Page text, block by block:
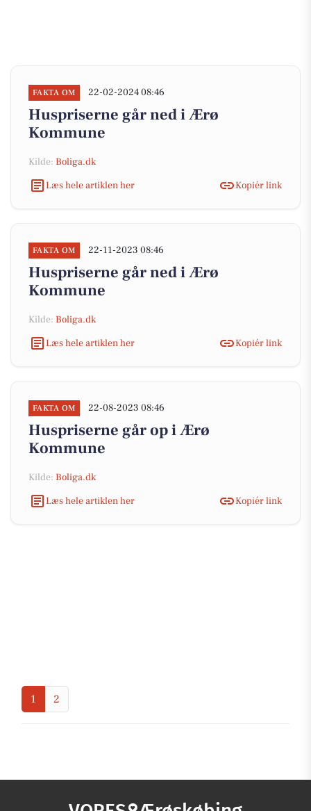
FAKTA OM 22-02-2024 08:46
Huspriserne går ned i Ærø
Kommune
Kilde: Boliga.dk
Læs hele artiklen her
Kopiér link
FAKTA OM 22-11-2023 08:46
Huspriserne går ned i Ærø
Kommune
Kilde: Boliga.dk
Læs hele artiklen her
Kopiér link
FAKTA OM 22-08-2023 08:46
Huspriserne går op i Ærø
Kommune
Kilde: Boliga.dk
Læs hele artiklen her
Kopiér link
1 2